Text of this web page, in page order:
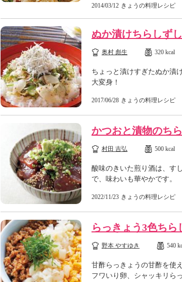
2014/03/12 きょうの料理レシピ
ぬか漬けちらしずし
奥村 彪生 320 kcal
ちょっと漬けすぎたぬか漬
大変身！
2017/06/28 きょうの料理レシピ
かつおと漬物のち
村田 吉弘 500 kcal
酸味のきいた煎り酒は、す
で、味わいも華やかです。
2022/11/23 きょうの料理レシピ
らっきょう3色ちら
野本 やすゆき 540
甘酢らっきょうの甘酢を使
フワいり卵、シャッキリら